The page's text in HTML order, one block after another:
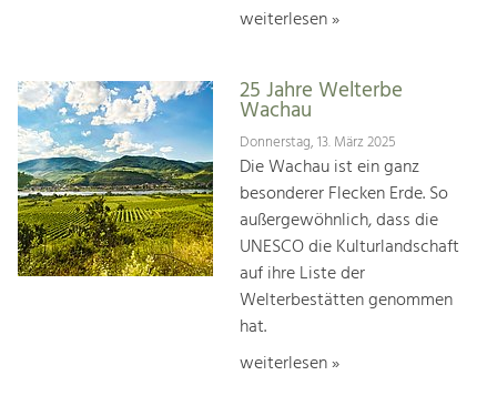
weiterlesen »
25 Jahre Welterbe
Wachau
Donnerstag, 13. März 2025
Die Wachau ist ein ganz
besonderer Flecken Erde. So
außergewöhnlich, dass die
UNESCO die Kulturlandschaft
auf ihre Liste der
Welterbestätten genommen
hat.
weiterlesen »